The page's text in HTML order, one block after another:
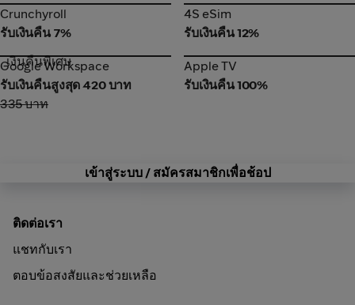
Crunchyroll
Crunchyroll
รับเงินคืน 7%
4S eSim
4S eSim
รับเงินคืน 12%
Google Workspace
เงินคืนพิเศษ
Google Workspace
รับเงินคืนสูงสุด 420 บาท
335 บาท
Apple TV
Apple TV
รับเงินคืน 100%
เข้าสู่ระบบ / สมัครสมาชิกเพื่อช้อป
ติดต่อเรา
แชทกับเรา
ตอบข้อสงสัยและช่วยเหลือ